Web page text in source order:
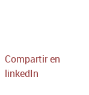
Compartir en
linkedIn